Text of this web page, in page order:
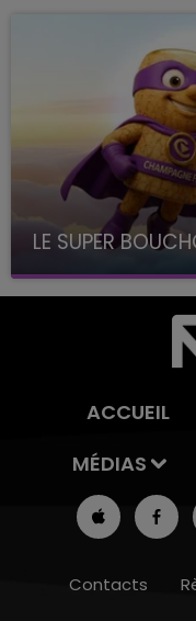
LE SUPER
avec La Famille
ACCUEIL
MÉDIAS
Contacts